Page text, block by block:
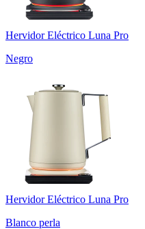
Hervidor Eléctrico Luna Pro
Negro
Hervidor Eléctrico Luna Pro
Blanco perla